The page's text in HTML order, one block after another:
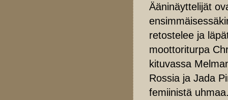
Ääninäyttelijät
retostelee ja
moottoriturpa
kituvassa
Rossia ja Jada
femiinistä